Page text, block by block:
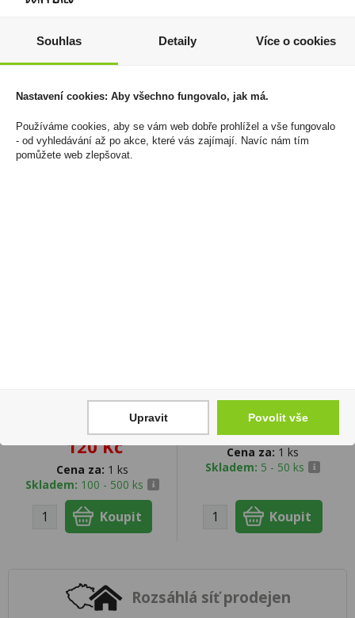
Sladká Meruňka 0,7l
35% R.Jelínek
499 Kč
Skladem:5 - 50 ks
L&M Loft Aqua KS BOT
1 660 Kč
Skladem:50 - 100 balení
mléčné čokolády Nemo
120 Kč
Cena za: 1 ks
Skladem: 100 - 500 ks
0,75l Aromo
140 Kč
Cena za: 1 ks
Skladem: 5 - 50 ks
Rozsáhlá síť prodejen
Souhlas Detaily Více o cookies
Nastavení cookies: Aby všechno fungovalo, jak má.
Používáme cookies, aby se vám web dobře prohlížel a vše fungovalo
- od vyhledávání až po akce, které vás zajímají. Navíc nám tím
pomůžete web zlepšovat.
Upravit Povolit vše